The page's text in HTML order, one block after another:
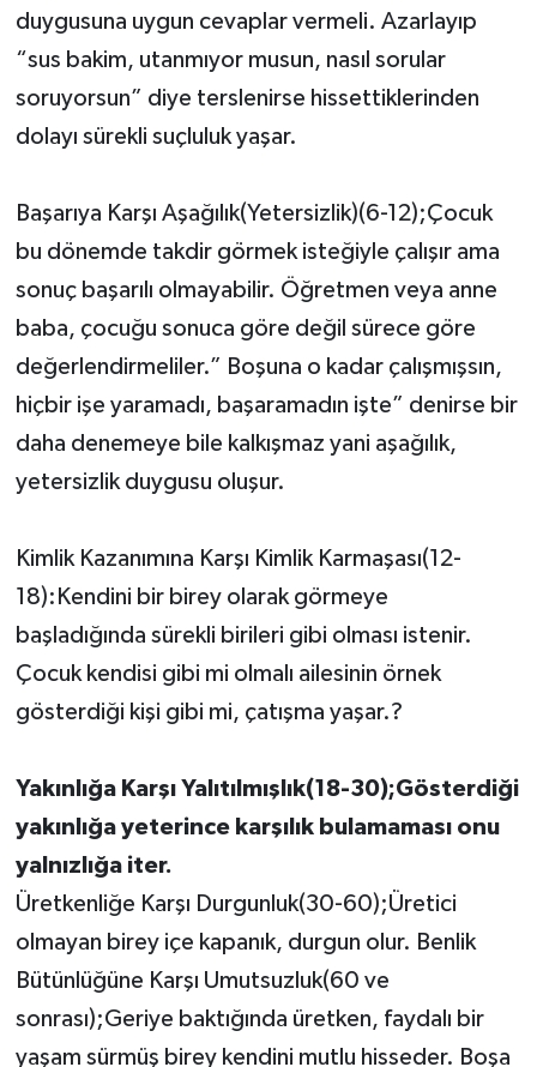
duygusuna uygun cevaplar vermeli. Azarlayıp
“sus bakim, utanmıyor musun, nasıl sorular
soruyorsun” diye terslenirse hissettiklerinden
dolayı sürekli suçluluk yaşar.
Başarıya Karşı Aşağılık(Yetersizlik)(6-12);Çocuk
bu dönemde takdir görmek isteğiyle çalışır ama
sonuç başarılı olmayabilir. Öğretmen veya anne
baba, çocuğu sonuca göre değil sürece göre
değerlendirmeliler.” Boşuna o kadar çalışmışsın,
hiçbir işe yaramadı, başaramadın işte” denirse bir
daha denemeye bile kalkışmaz yani aşağılık,
yetersizlik duygusu oluşur.
Kimlik Kazanımına Karşı Kimlik Karmaşası(12-
18):Kendini bir birey olarak görmeye
başladığında sürekli birileri gibi olması istenir.
Çocuk kendisi gibi mi olmalı ailesinin örnek
gösterdiği kişi gibi mi, çatışma yaşar.?
Yakınlığa Karşı Yalıtılmışlık(18-30);Gösterdiği
yakınlığa yeterince karşılık bulamaması onu
yalnızlığa iter.
Üretkenliğe Karşı Durgunluk(30-60);Üretici
olmayan birey içe kapanık, durgun olur. Benlik
Bütünlüğüne Karşı Umutsuzluk(60 ve
sonrası);Geriye baktığında üretken, faydalı bir
yaşam sürmüş birey kendini mutlu hisseder. Boşa